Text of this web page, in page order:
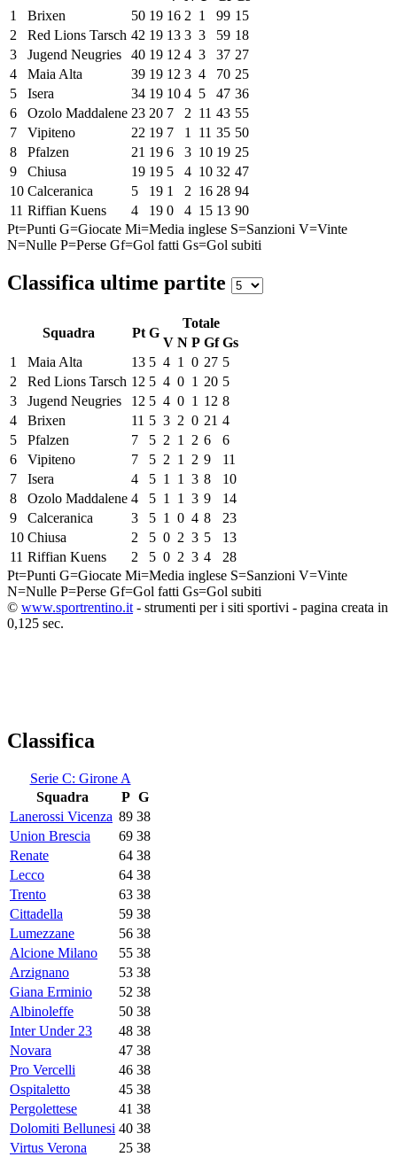
1
Brixen 50 19 16 2 1 99 15
2
Red Lions Tarsch 42 19 13 3 3 59 18
3
Jugend Neugries 40 19 12 4 3 37 27
4
Maia Alta 39 19 12 3 4 70 25
5
Isera 34 19 10 4 5 47 36
6
Ozolo Maddalene 23 20 7 2 11 43 55
7
Vipiteno 22 19 7 1 11 35 50
8
Pfalzen 21 19 6 3 10 19 25
9
Chiusa 19 19 5 4 10 32 47
10 Calceranica 5 19 1 2 16 28 94
11 Riffian Kuens 4 19 0 4 15 13 90
Pt=Punti G=Giocate Mi=Media inglese S=Sanzioni V=Vinte
N=Nulle P=Perse Gf=Gol fatti Gs=Gol subiti
Classifica ultime partite
Squadra Pt G
Totale
V N P Gf Gs
1
Maia Alta 13 5 4 1 0 27 5
2
Red Lions Tarsch 12 5 4 0 1 20 5
3
Jugend Neugries 12 5 4 0 1 12 8
4
Brixen 11 5 3 2 0 21 4
5
Pfalzen 7 5 2 1 2 6
6
6
Vipiteno 7 5 2 1 2 9
11
7
Isera 4 5 1 1 3 8
10
8
Ozolo Maddalene 4 5 1 1 3 9
14
9
Calceranica 3 5 1 0 4 8
23
10 Chiusa 2 5 0 2 3 5
13
11 Riffian Kuens 2 5 0 2 3 4
28
Pt=Punti G=Giocate Mi=Media inglese S=Sanzioni V=Vinte
N=Nulle P=Perse Gf=Gol fatti Gs=Gol subiti
© www.sportrentino.it - strumenti per i siti sportivi - pagina creata in
0,125 sec.
Classifica
Serie C: Girone A
Squadra
P G
Lanerossi Vicenza 89 38
Union Brescia
69 38
Renate
64 38
Lecco
64 38
Trento
63 38
Cittadella
59 38
Lumezzane
56 38
Alcione Milano
55 38
Arzignano
53 38
Giana Erminio
52 38
Albinoleffe
50 38
Inter Under 23
48 38
Novara
47 38
Pro Vercelli
46 38
Ospitaletto
45 38
Pergolettese
41 38
Dolomiti Bellunesi 40 38
Virtus Verona
25 38